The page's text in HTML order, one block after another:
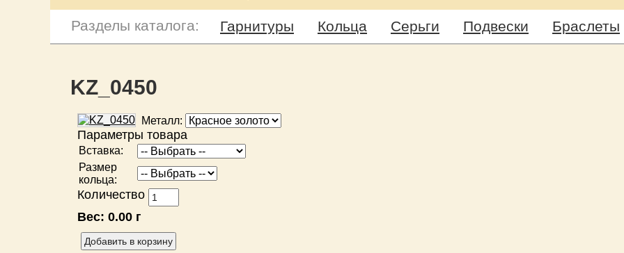
Разделы каталога: Гарнитуры Кольца Серьги Подвески Браслеты
KZ_0450
Металл:
Параметры товара
Вставка:
Размер
кольца:
Количество
Вес: 0.00 г